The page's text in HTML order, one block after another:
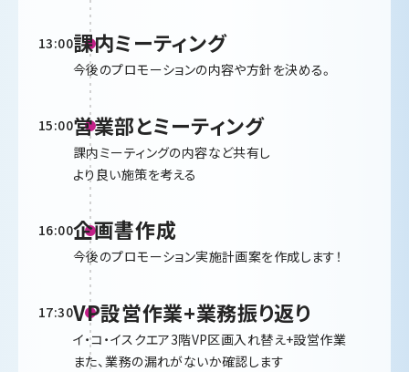
13:00課内ミーティング
今後のプロモーションの内容や方針を決める。
15:00営業部とミーティング
課内ミーティングの内容など共有し
より良い施策を考える
16:00企画書作成
今後のプロモーション実施計画案を作成します！
17:30VP設営作業+業務振り返り
イ・コ・イスクエア3階VP区画入れ替え+設営作業
また、業務の漏れがないか確認します